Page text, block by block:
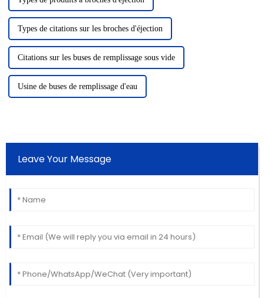
Types de citations sur les broches d'éjection
Citations sur les buses de remplissage sous vide
Usine de buses de remplissage d'eau
Leave Your Message